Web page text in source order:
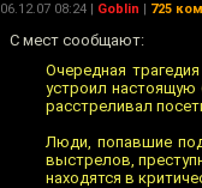
06.12.07 08:24 | Goblin | 725
С мест сообщают:
Очередная
устроил настоящую
расстреливал
Люди, попавшие
выстрелов,
находятся в